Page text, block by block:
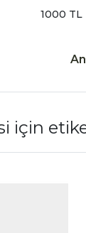
1000 TL
için